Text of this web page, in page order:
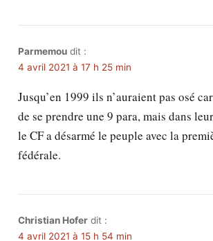
Parmemou dit :
4 avril 2021 à 17 h 25 min
Jusqu’en 1999 ils n’auraient pas osé
de se prendre une 9 para, mais dans
le CF a désarmé le peuple avec la
fédérale.
Christian Hofer dit :
4 avril 2021 à 15 h 54 min